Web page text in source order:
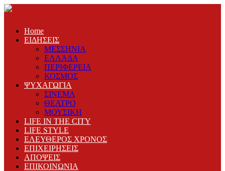
Home
ΕΙΔΗΣΕΙΣ
ΜΕΣΣΗΝΙΑ
ΕΛΛΑΔΑ
ΠΕΡΙΦΕΡΕΙΑ
ΚΟΣΜΟΣ
ΨΥΧΑΓΩΓΙΑ
ΣΙΝΕΜΑ
ΘΕΑΤΡΟ
ΜΟΥΣΙΚΗ
LIFE IN THE CITY
LIFE STYLE
ΕΛΕΥΘΕΡΟΣ ΧΡΟΝΟΣ
ΕΠΙΧΕΙΡΗΣΕΙΣ
ΑΠΟΨΕΙΣ
ΕΠΙΚΟΙΝΩΝΙΑ